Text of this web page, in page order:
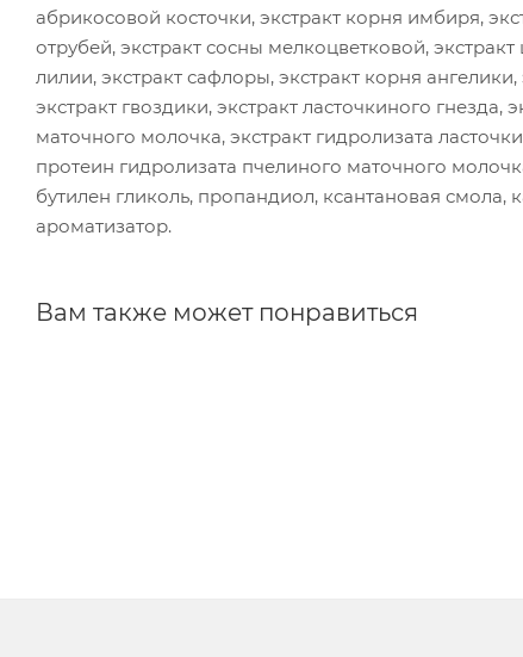
абрикосовой косточки, экстракт корня имбиря,
отрубей, экстракт сосны мелкоцветковой,
лилии, экстракт сафлоры, экстракт корня
экстракт гвоздики, экстракт ласточкиного
маточного молочка, экстракт гидролизата
протеин гидролизата пчелиного маточного
бутилен гликоль, пропандиол, ксантановая
ароматизатор.
Вам также может понравиться